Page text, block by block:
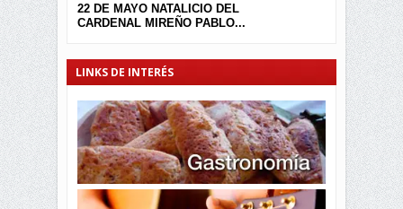
22 DE MAYO NATALICIO DEL
CARDENAL MIREÑO PABLO...
LINKS DE INTERÉS